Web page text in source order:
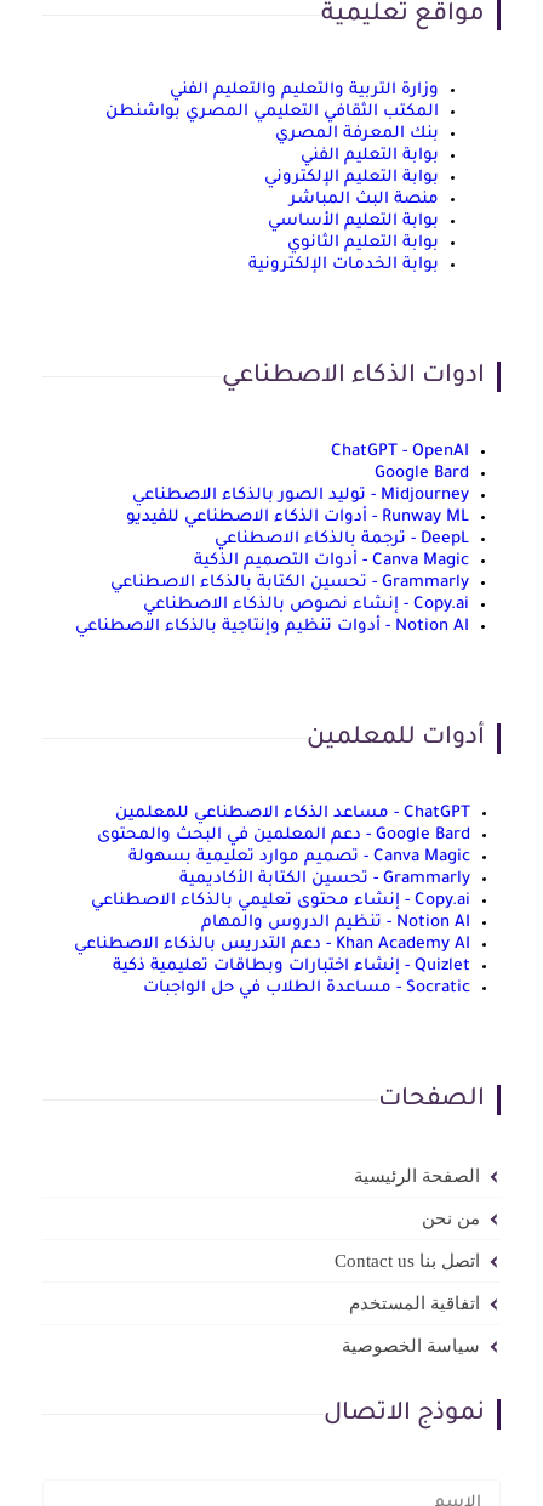
مواقع تعليمية
وزارة التربية والتعليم والتعليم الفني
المكتب الثقافي التعليمي المصري بواشنطن
بنك المعرفة المصري
بوابة التعليم الفني
بوابة التعليم الإلكتروني
منصة البث المباشر
بوابة التعليم الأساسي
بوابة التعليم الثانوي
بوابة الخدمات الإلكترونية
ادوات الذكاء الاصطناعي
ChatGPT - OpenAI
Google Bard
Midjourney - توليد الصور بالذكاء الاصطناعي
Runway ML - أدوات الذكاء الاصطناعي للفيديو
DeepL - ترجمة بالذكاء الاصطناعي
Canva Magic - أدوات التصميم الذكية
Grammarly - تحسين الكتابة بالذكاء الاصطناعي
Copy.ai - إنشاء نصوص بالذكاء الاصطناعي
Notion AI - أدوات تنظيم وإنتاجية بالذكاء الاصطناعي
أدوات للمعلمين
ChatGPT - مساعد الذكاء الاصطناعي للمعلمين
Google Bard - دعم المعلمين في البحث والمحتوى
Canva Magic - تصميم موارد تعليمية بسهولة
Grammarly - تحسين الكتابة الأكاديمية
Copy.ai - إنشاء محتوى تعليمي بالذكاء الاصطناعي
Notion AI - تنظيم الدروس والمهام
Khan Academy AI - دعم التدريس بالذكاء الاصطناعي
Quizlet - إنشاء اختبارات وبطاقات تعليمية ذكية
Socratic - مساعدة الطلاب في حل الواجبات
الصفحات
الصفحة الرئيسية
من نحن
اتصل بنا Contact us
اتفاقية المستخدم
سياسة الخصوصية
نموذج الاتصال